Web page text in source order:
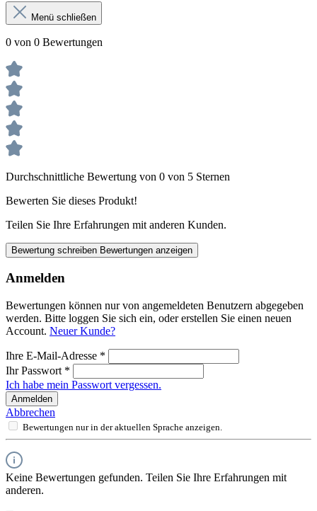
Menü schließen
0 von 0 Bewertungen
Durchschnittliche Bewertung von 0 von 5 Sternen
Bewerten Sie dieses Produkt!
Teilen Sie Ihre Erfahrungen mit anderen Kunden.
Bewertung schreiben Bewertungen anzeigen
Anmelden
Bewertungen können nur von angemeldeten Benutzern abgegeben
werden. Bitte loggen Sie sich ein, oder erstellen Sie einen neuen
Account. Neuer Kunde?
Ihre E-Mail-Adresse *
Ihr Passwort *
Ich habe mein Passwort vergessen.
Anmelden
Abbrechen
Bewertungen nur in der aktuellen Sprache anzeigen.
Keine Bewertungen gefunden. Teilen Sie Ihre Erfahrungen mit
anderen.